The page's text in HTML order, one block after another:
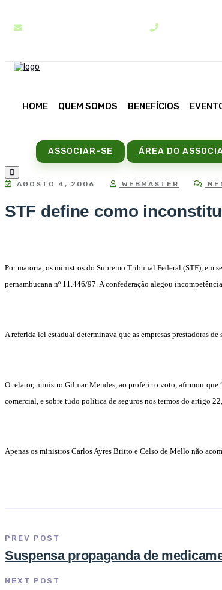
HOME QUEM SOMOS BENEFÍCIOS
ASSOCIAR-SE ÁREA DO
AGOSTO 4, 2006 WEBMASTER
STF define como
Por maioria, os ministros do Supremo Tribunal Federal (STF),
pernambucana nº 11.446/97. A confederação alegou
A referida lei estadual determinava que as empresas prestadoras
O relator, ministro Gilmar Mendes, ao proferir o voto, afirmou
comercial, e sobre tudo política de seguros nos termos do artigo
Apenas os ministros Carlos Ayres Britto e Celso de Mello não
PREV POST
Suspensa propaganda de
NEXT POST